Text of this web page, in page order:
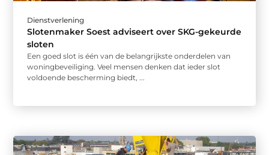
Dienstverlening
Slotenmaker Soest adviseert over SKG-gekeurde
sloten
Een goed slot is één van de belangrijkste onderdelen van
woningbeveiliging. Veel mensen denken dat ieder slot
voldoende bescherming biedt, ...